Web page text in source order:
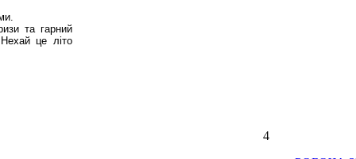
та гарний
це літо
4